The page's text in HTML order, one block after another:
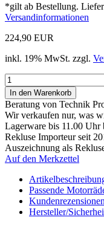
*gilt ab Bestellung.
Versandinformationen
224,90 EUR
inkl. 19% MwSt. zzgl.
Beratung von Technik
Wir verkaufen nur, was
Lagerware bis 11.00 Uhr
Rekluse Importeur seit
Auszeichnung als
Auf den Merkzettel
Passende
Kundenrezensionen
Hersteller/